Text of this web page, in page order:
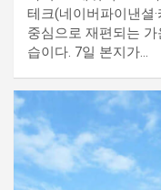
테크(네이버파이낸셜
중심으로 재편되는
습이다. 7일 본지가…